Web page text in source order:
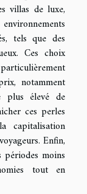
villas de luxe,
tels que des
Ces choix
notamment
plus élevé de
ces perles
capitalisation
Enfin,
moins
tout en